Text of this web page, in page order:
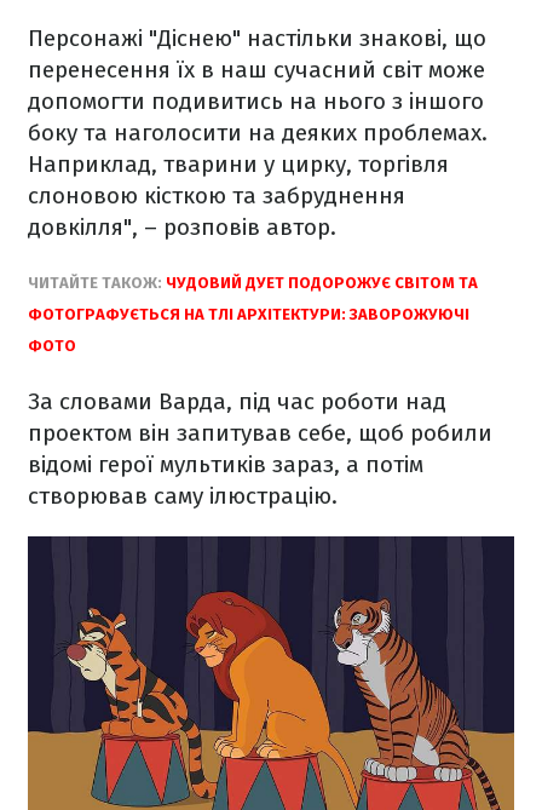
Персонажі "Діснею" настільки знакові, що
перенесення їх в наш сучасний світ може
допомогти подивитись на нього з іншого
боку та наголосити на деяких проблемах.
Наприклад, тварини у цирку, торгівля
слоновою кісткою та забруднення
довкілля", – розповів автор.
ЧИТАЙТЕ ТАКОЖ: ЧУДОВИЙ ДУЕТ ПОДОРОЖУЄ СВІТОМ ТА
ФОТОГРАФУЄТЬСЯ НА ТЛІ АРХІТЕКТУРИ: ЗАВОРОЖУЮЧІ
ФОТО
За словами Варда, під час роботи над
проектом він запитував себе, щоб робили
відомі герої мультиків зараз, а потім
створював саму ілюстрацію.